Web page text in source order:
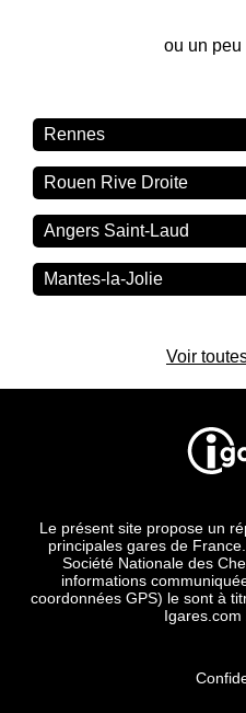
ou un peu
Rennes
Rouen Rive Droite
Angers Saint-Laud
Mantes-la-Jolie
Voir
Le présent site propose un
principales gares de
Société Nationale des
informations
coordonnées GPS) le sont à